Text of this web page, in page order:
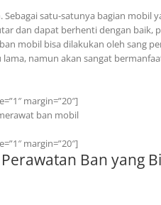
satu-satunya bagian mobil
dan dapat berhenti dengan baik,
mobil bisa dilakukan oleh sang
namun akan sangat
margin=”20″]
margin=”20″]
Ban yang